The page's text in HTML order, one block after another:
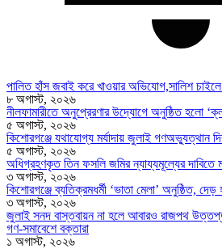
পালিত হাঁস জবাই করে খাওয়ার অভিযোগ,সালিশ চাইলে
৮ অগাস্ট, ২০২৬
নীলফামারীতে অনুপ্রেরণার উদ্যোগে অনুষ্ঠিত হলো
৫ অগাস্ট, ২০২৬
কিশোরগঞ্জে যথাযোগ্য মর্যাদায় জুলাই গণঅভ্যুত্থান
৫ অগাস্ট, ২০২৬
অধিগ্রহণকৃত তিন ফসলি জমির ন্যায্যমূল্যের দাবিতে
৩ অগাস্ট, ২০২৬
কিশোরগঞ্জে ব্যতিক্রমধর্মী ‘ভাতা মেলা’ অনুষ্ঠিত, দেড়
৩ অগাস্ট, ২০২৬
জুলাই সনদ বাস্তবায়ন না হলে আবারও রাজপথ উত্তপ্ত
গণ-সমাবেশে বক্তারা
১ অগাস্ট, ২০২৬